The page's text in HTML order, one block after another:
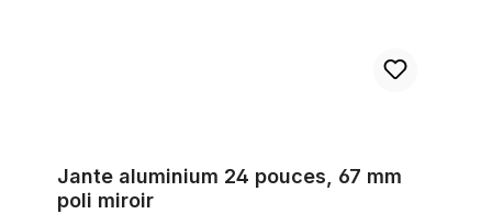
Jante aluminium 24 pouces, 67 mm
poli miroir